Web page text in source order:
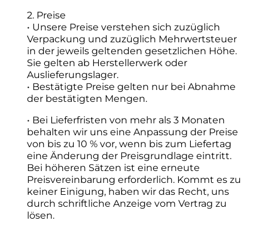
2. Preise
• Unsere Preise verstehen sich zuzüglich
Verpackung und zuzüglich Mehrwertsteuer
in der jeweils geltenden gesetzlichen Höhe.
Sie gelten ab Herstellerwerk oder
Auslieferungslager.
• Bestätigte Preise gelten nur bei Abnahme
der bestätigten Mengen.
• Bei Lieferfristen von mehr als 3 Monaten
behalten wir uns eine Anpassung der Preise
von bis zu 10 % vor, wenn bis zum Liefertag
eine Änderung der Preisgrundlage eintritt.
Bei höheren Sätzen ist eine erneute
Preisvereinbarung erforderlich. Kommt es zu
keiner Einigung, haben wir das Recht, uns
durch schriftliche Anzeige vom Vertrag zu
lösen.